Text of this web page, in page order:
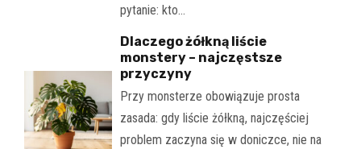
pytanie: kto…
Dlaczego żółkną liście
monstery – najczęstsze
przyczyny
Przy monsterze obowiązuje prosta
zasada: gdy liście żółkną, najczęściej
problem zaczyna się w doniczce, nie na